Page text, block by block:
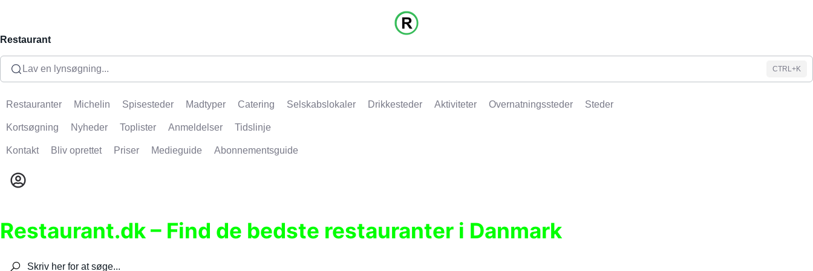
Restaurant
Lav en lynsøgning... CTRL+K
Restauranter Michelin Spisesteder Madtyper Catering Selskabslokaler Drikkesteder Aktiviteter Overnatningssteder Steder
Kortsøgning Nyheder Toplister Anmeldelser Tidslinje
Kontakt Bliv oprettet Priser Medieguide Abonnementsguide
Restaurant.dk – Find de bedste restauranter i Danmark